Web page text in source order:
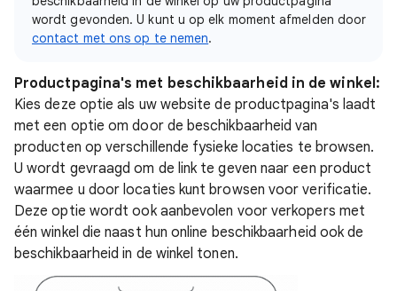
wordt gevonden. U kunt u op elk moment afmelden door
contact met ons op te nemen.
Productpagina's met beschikbaarheid in de winkel:
Kies deze optie als uw website de productpagina's laadt
met een optie om door de beschikbaarheid van
producten op verschillende fysieke locaties te browsen.
U wordt gevraagd om de link te geven naar een product
waarmee u door locaties kunt browsen voor verificatie.
Deze optie wordt ook aanbevolen voor verkopers met
één winkel die naast hun online beschikbaarheid ook de
beschikbaarheid in de winkel tonen.